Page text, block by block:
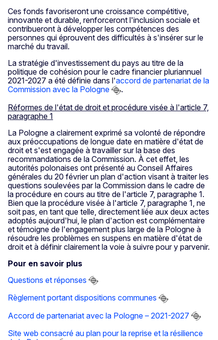
Ces fonds favoriseront une croissance compétitive,
innovante et durable, renforceront l'inclusion sociale et
contribueront à développer les compétences des
personnes qui éprouvent des difficultés à s'insérer sur le
marché du travail.
La stratégie d'investissement du pays au titre de la
politique de cohésion pour le cadre financier pluriannuel
2021-2027 a été définie dans l'accord de partenariat de la
Commission avec la Pologne
.
Réformes de l'état de droit et procédure visée à l'article 7,
paragraphe 1
La Pologne a clairement exprimé sa volonté de répondre
aux préoccupations de longue date en matière d'état de
droit et s'est engagée à travailler sur la base des
recommandations de la Commission. À cet effet, les
autorités polonaises ont présenté au Conseil Affaires
générales du 20 février un plan d'action visant à traiter les
questions soulevées par la Commission dans le cadre de
la procédure en cours au titre de l'article 7, paragraphe 1.
Bien que la procédure visée à l'article 7, paragraphe 1, ne
soit pas, en tant que telle, directement liée aux deux actes
adoptés aujourd'hui, le plan d'action est complémentaire
et témoigne de l'engagement plus large de la Pologne à
résoudre les problèmes en suspens en matière d'état de
droit et à définir clairement la voie à suivre pour y parvenir.
Pour en savoir plus
Questions et réponses
Règlement portant dispositions communes
Accord de partenariat avec la Pologne – 2021-2027
Site web consacré au plan pour la reprise et la résilience